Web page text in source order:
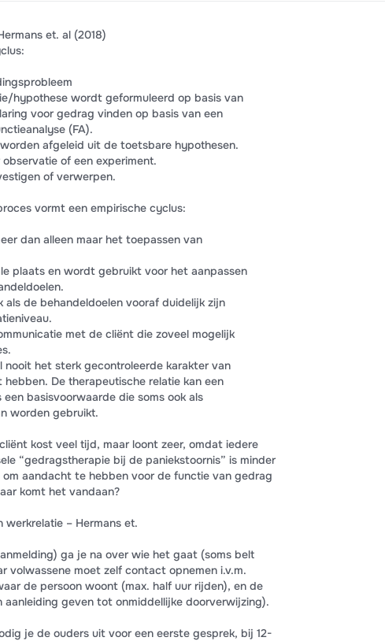
compleet. • Hoofdstuk 11.1 t/m 11.2. Therapie als N=1. Week 4 (49
(pagina 156). Thuiswerk. • Hoofdstuk 8.2.4. Casus met registratieopdracht.
8 • Staff, A., Van Den Hoofdakker, B., Van Der Oord, S.,
• Deković, M. (2010). Effecten van interventies: baat het niet, dan
31(2), 98-101. Week 5 (34 pagina’s) • Hoofdstuk 8 pagina 190-194,
causaliteit’. • Hoofstuk 8.4. Meten. • Ryan, R. M., & Deci, E. L. (2008). A
to psychotherapy: The motivational basis for effective change.
193. • Hall, K., Gibbie, T., & Lubman, D. I. (2012). Motivational interviewing
change in the general practice setting. Australian Family Physician, 41(9),
Are we over-pathologising young people’s mental health? Locked inside
Het overbruggen van de kloof tussen klinisch onderzoek en de praktijk van
RCI en klinische significantie. • NJI (2024) Kies erkend, krijg erkenning.
effectiviteit (pagina 21-23) zijn tentamenstof. (2014). De Outcome Rating
De psychometrische eigenschappen van de Nederlandse versies.
Week 7 (5 pagina’s) • H10.1 en 10.2. Plannen van behandeling.
et. al (2018)
hypothese wordt geformuleerd op basis van
voor gedrag vinden op basis van een
(FA).
afgeleid uit de toetsbare hypothesen.
of een experiment.
of verwerpen.
vormt een empirische cyclus:
dan alleen maar het toepassen van
plaats en wordt gebruikt voor het aanpassen
als de behandeldoelen vooraf duidelijk zijn
met de cliënt die zoveel mogelijk
nooit het sterk gecontroleerde karakter van
De therapeutische relatie kan een
basisvoorwaarde die soms ook als
worden gebruikt.
kost veel tijd, maar loont zeer, omdat iedere
“gedragstherapie bij de paniekstoornis” is minder
aandacht te hebben voor de functie van gedrag
komt het vandaan?
werkrelatie – Hermans et.
ga je na over wie het gaat (soms belt
volwassene moet zelf contact opnemen i.v.m.
de persoon woont (max. half uur rijden), en de
aanleiding geven tot onmiddellijke doorverwijzing).
je de ouders uit voor een eerste gesprek, bij 12-